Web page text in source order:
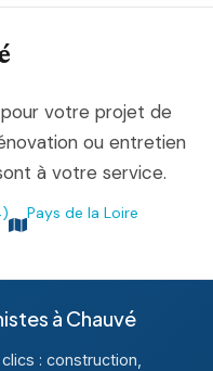
pour votre projet de
ou entretien
à votre service.
Pays de la Loire
à Chauvé
: construction,